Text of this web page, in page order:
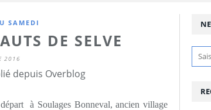
SAMEDI
DE SELVE
2016
depuis Overblog
à Soulages Bonneval, ancien village